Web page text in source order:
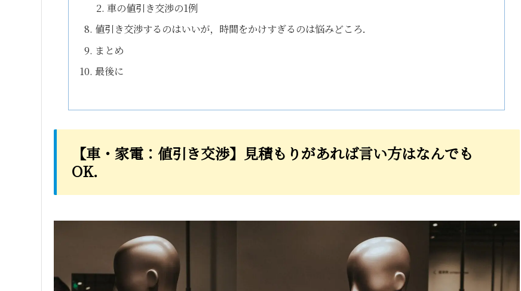
車の値引き交渉の1例
値引き交渉するのはいいが，時間をかけすぎるのは悩みどころ．
まとめ
最後に
【車・家電：値引き交渉】見積もりがあれば言い方はなんでも
OK．